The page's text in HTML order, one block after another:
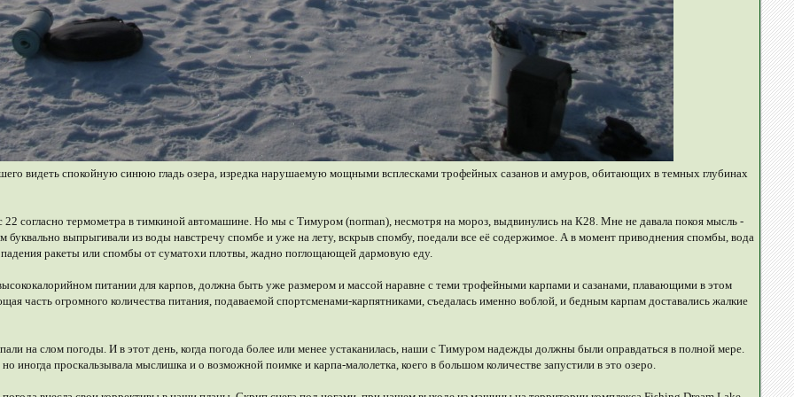
видеть спокойную синюю гладь озера, изредка нарушаемую мощными всплесками трофейных сазанов и амуров, обитающих в темных глубинах
согласно термометра в тимкиной автомашине. Но мы с Тимуром (norman), несмотря на мороз, выдвинулись на К28. Мне не давала покоя мысль -
буквально выпрыгивали из воды навстречу спомбе и уже на лету, вскрыв спомбу, поедали все её содержимое. А в момент приводнения спомбы, вода
ракеты или спомбы от суматохи плотвы, жадно поглощающей дармовую еду.
питании для карпов, должна быть уже размером и массой наравне с теми трофейными карпами и сазанами, плавающими в этом
часть огромного количества питания, подаваемой спортсменами-карпятниками, съедалась именно воблой, и бедным карпам доставались жалкие
на слом погоды. И в этот день, когда погода более или менее устаканилась, наши с Тимуром надежды должны были оправдаться в полной мере.
иногда проскальзывала мыслишка и о возможной поимке и карпа-малолетка, коего в большом количестве запустили в это озеро.